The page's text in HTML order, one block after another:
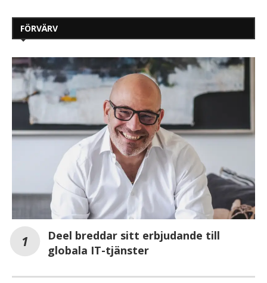
FÖRVÄRV
Deel breddar sitt erbjudande till
globala IT-tjänster